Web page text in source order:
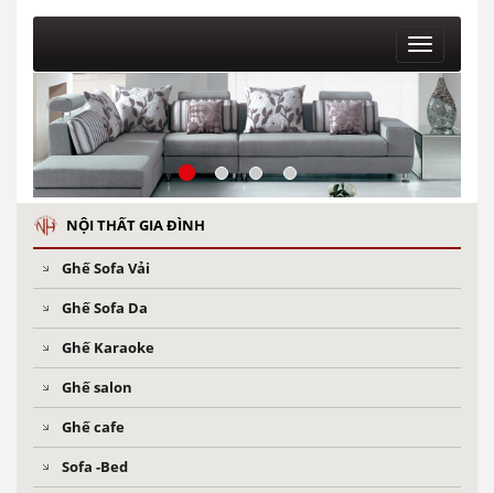
Toggle
NỘI THẤT GIA ĐÌNH
Ghế Sofa Vải
Ghế Sofa Da
Ghế Karaoke
Ghế salon
Ghế cafe
Sofa -Bed